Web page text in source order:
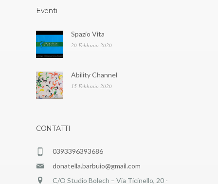
Eventi
Spazio Vita
20 Febbraio 2020
Ability Channel
15 Febbraio 2020
CONTATTI
0393396393686
donatella.barbuio@gmail.com
C/O Studio Bolech – Via Ticinello, 20 -